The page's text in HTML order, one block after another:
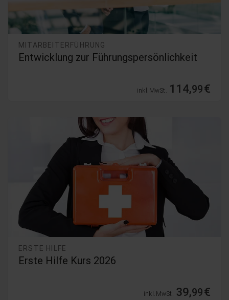
MITARBEITERFÜHRUNG
Entwicklung zur Führungspersönlichkeit
inkl. MwSt. 114,99€
ERSTE HILFE
Erste Hilfe Kurs 2026
inkl. MwSt. 39,99€